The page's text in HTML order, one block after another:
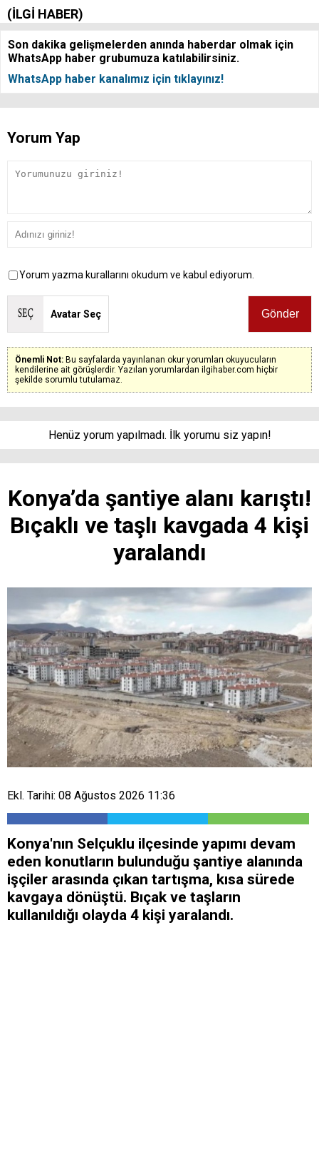
(İLGİ HABER)
Son dakika gelişmelerden anında haberdar olmak için
WhatsApp haber grubumuza katılabilirsiniz.
WhatsApp haber kanalımız için tıklayınız!
Yorum Yap
Yorum yazma kurallarını okudum ve kabul ediyorum.
Avatar Seç
Önemli Not: Bu sayfalarda yayınlanan okur yorumları okuyucuların
kendilerine ait görüşlerdir. Yazılan yorumlardan ilgihaber.com hiçbir
şekilde sorumlu tutulamaz.
Henüz yorum yapılmadı. İlk yorumu siz yapın!
Konya’da şantiye alanı karıştı!
Bıçaklı ve taşlı kavgada 4 kişi
yaralandı
Ekl. Tarihi: 08 Ağustos 2026 11:36
Konya'nın Selçuklu ilçesinde yapımı devam
eden konutların bulunduğu şantiye alanında
işçiler arasında çıkan tartışma, kısa sürede
kavgaya dönüştü. Bıçak ve taşların
kullanıldığı olayda 4 kişi yaralandı.